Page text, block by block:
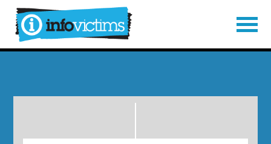
ΜΕΤΆΒΑΣΗ ΣΤΟ ΚΎΡΙΟ ΠΕΡΙΕΧΌΜΕΝΟ
ΠΡΌΣΒΑΣΗ ΣΤΟΝ ΧΆΡΤΗ ΙΣΤΌΤΟΠΟΥ
ΠΡΌΣΒΑΣΗ ΣΤΟΝ ΧΆΡΤΗ ΙΣΤΌΤΟΠΟΥ